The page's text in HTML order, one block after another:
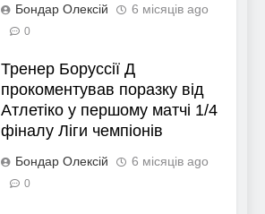
Бондар Олексій 6 місяців ago
0
Тренер Боруссії Д
прокоментував поразку від
Атлетіко у першому матчі 1/4
фіналу Ліги чемпіонів
Бондар Олексій 6 місяців ago
0